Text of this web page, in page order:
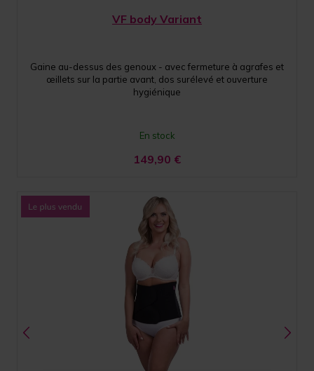
VF body Variant
Gaine au-dessus des genoux - avec fermeture à agrafes et
œillets sur la partie avant, dos surélevé et ouverture
hygiénique
En stock
149,90 €